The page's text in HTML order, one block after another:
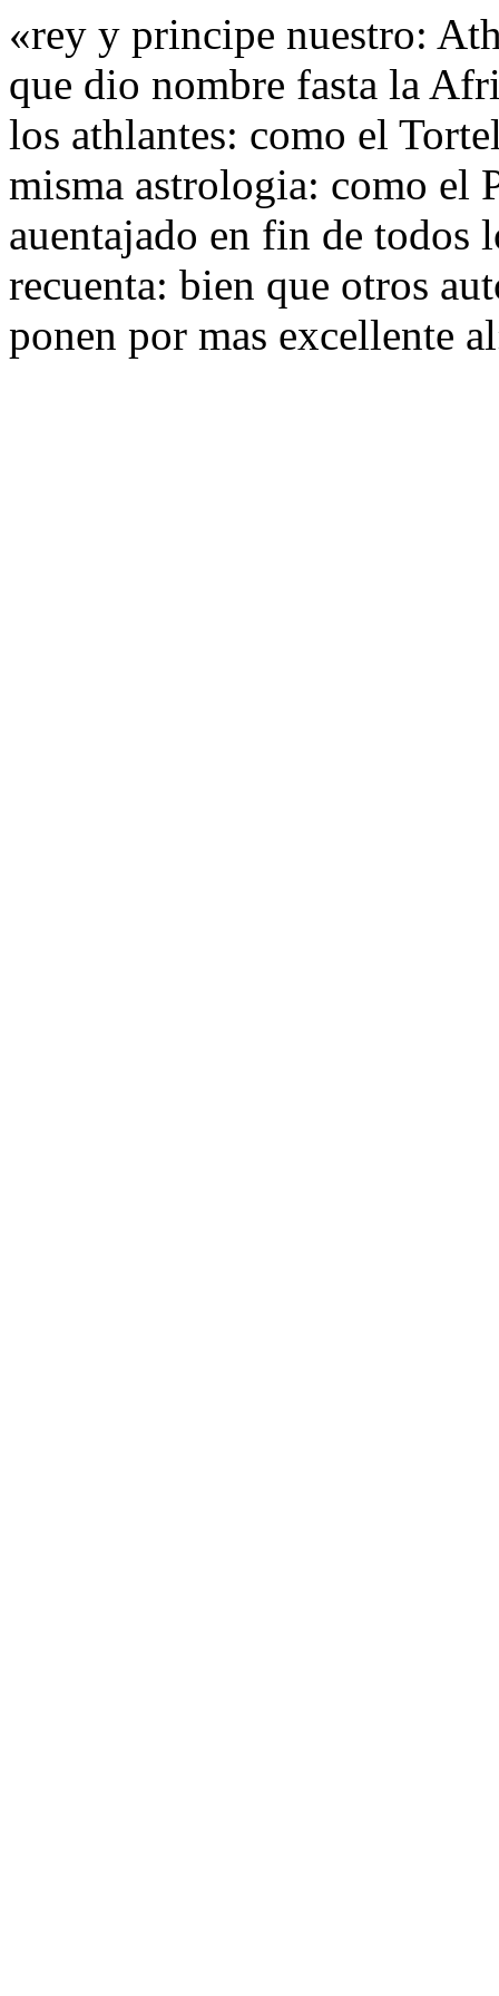
«rey y principe nuestro:
que dio nombre fasta la
los athlantes: como el
misma astrologia: como el
auentajado en fin de todos
recuenta: bien que otros
ponen por mas excellente